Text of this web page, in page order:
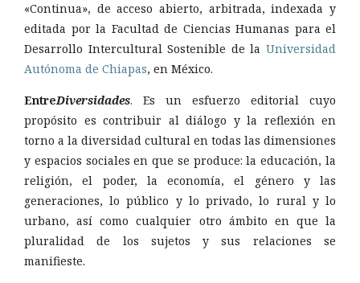
«Continua», de acceso abierto, arbitrada, indexada y
editada por la Facultad de Ciencias Humanas para el
Desarrollo Intercultural Sostenible de la Universidad
Autónoma de Chiapas, en México.
EntreDiversidades. Es un esfuerzo editorial cuyo
propósito es contribuir al diálogo y la reflexión en
torno a la diversidad cultural en todas las dimensiones
y espacios sociales en que se produce: la educación, la
religión, el poder, la economía, el género y las
generaciones, lo público y lo privado, lo rural y lo
urbano, así como cualquier otro ámbito en que la
pluralidad de los sujetos y sus relaciones se
manifieste.